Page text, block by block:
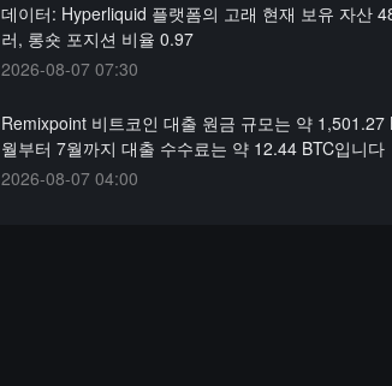
데이터: Hyperliquid 플랫폼의 고래 현재 보유 자산
러, 롱숏 포지션 비율 0.97
2026-08-07 07:30
Remixpoint 비트코인 대출 원금 규모는 약 1,501.27
월부터 7월까지 대출 수수료는 약 12.44 BTC입니다
2026-08-07 04:00